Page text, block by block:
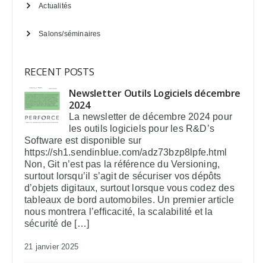
Actualités
Salons/séminaires
RECENT POSTS
Newsletter Outils Logiciels décembre
2024
La newsletter de décembre 2024 pour
les outils logiciels pour les R&D’s
Software est disponible sur
https://sh1.sendinblue.com/adz73bzp8lpfe.html
Non, Git n’est pas la référence du Versioning,
surtout lorsqu’il s’agit de sécuriser vos dépôts
d’objets digitaux, surtout lorsque vous codez des
tableaux de bord automobiles. Un premier article
nous montrera l’efficacité, la scalabilité et la
sécurité de […]
21 janvier 2025